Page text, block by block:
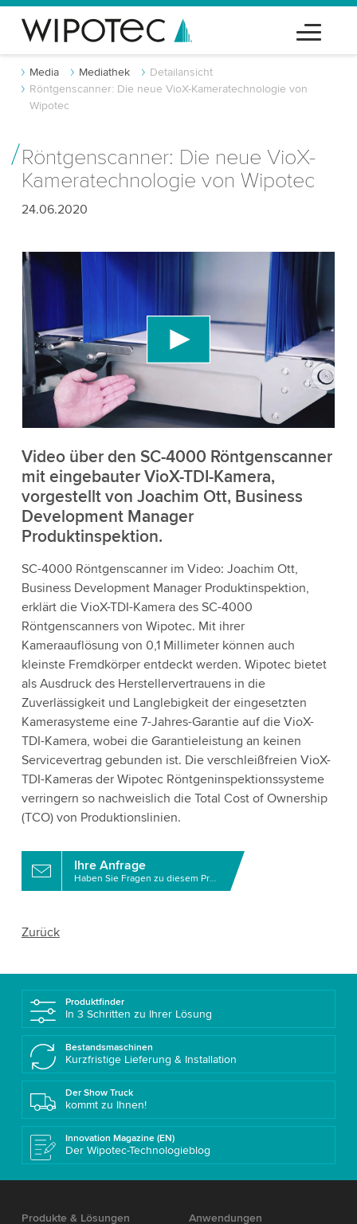
Media Mediathek
Detailansicht
Röntgenscanner: Die neue VioX-Kameratechnologie von
Wipotec
Röntgenscanner: Die neue VioX-
Kameratechnologie von Wipotec
24.06.2020
Wir benötigen Ihre Zustimmung, um den
YouTube-Videodienst zu laden!
Wir verwenden einen Drittanbieterdienst, um
Videoinhalte einzubetten, der Daten über Ihre
Aktivitäten sammeln kann. Bitte überprüfen Sie
die Details und akzeptieren Sie den Dienst, um
dieses Video anzusehen.
Weitere Informationen
Video über den SC-4000 Röntgenscanner
mit eingebauter VioX-TDI-Kamera,
vorgestellt von Joachim Ott, Business
Development Manager
Produktinspektion.
SC-4000 Röntgenscanner im Video: Joachim Ott,
Business Development Manager Produktinspektion,
erklärt die VioX-TDI-Kamera des SC-4000
Röntgenscanners von Wipotec. Mit ihrer
Kameraauflösung von 0,1 Millimeter können auch
kleinste Fremdkörper entdeckt werden. Wipotec bietet
als Ausdruck des Herstellervertrauens in die
Zuverlässigkeit und Langlebigkeit der eingesetzten
Kamerasysteme eine 7-Jahres-Garantie auf die VioX-
TDI-Kamera, wobei die Garantieleistung an keinen
Servicevertrag gebunden ist. Die verschleißfreien VioX-
TDI-Kameras der Wipotec Röntgeninspektionssysteme
verringern so nachweislich die Total Cost of Ownership
(TCO) von Produktionslinien.
Ihre Anfrage
Haben Sie Fragen zu diesem Produkt?
Zurück
Produktfinder
In 3 Schritten zu Ihrer Lösung
Bestandsmaschinen
Kurzfristige Lieferung & Installation
Der Show Truck
kommt zu Ihnen!
Innovation Magazine (EN)
Der Wipotec-Technologieblog
Produkte & Lösungen
Anwendungen